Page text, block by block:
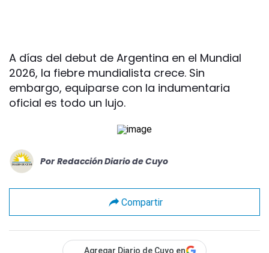
A días del debut de Argentina en el Mundial
2026, la fiebre mundialista crece. Sin
embargo, equiparse con la indumentaria
oficial es todo un lujo.
Por Redacción Diario de Cuyo
Compartir
Agregar Diario de Cuyo en